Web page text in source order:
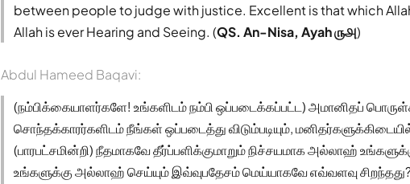
between people to judge with justice. Excellent is that which
Allah is ever Hearing and Seeing. (QS. An-Nisa, Ayah ௫௮)
Abdul Hameed Baqavi:
(நம்பிக்கையாளர்களே! உங்களிடம் நம்பி ஒப்படைக்கப்பட்ட) அமானிதப்
சொந்தக்காரர்களிடம் நீங்கள் ஒப்படைத்து விடும்படியும்,
(பாரபட்சமின்றி) நீதமாகவே தீர்ப்பளிக்குமாறும் நிச்சயமாக அல்லாஹ்
உங்களுக்கு அல்லாஹ் செய்யும் இவ்வுபதேசம் மெய்யாகவே எவ்வளவு